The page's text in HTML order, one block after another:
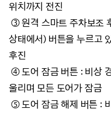
위치까지 전진
③원격 스마트 주차보조
상태에서) 버튼을 누르고
후진
④도어 잠금 버튼 : 비상
울리며 모든 도어가 잠금
⑤도어 잠금 해제 버튼 :